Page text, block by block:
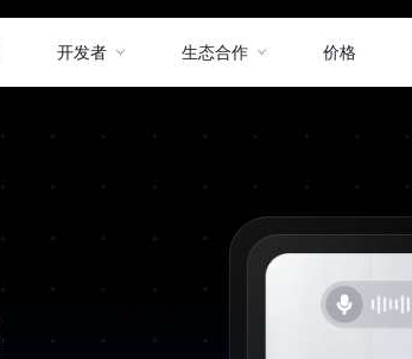
开发者 生态合作 价格